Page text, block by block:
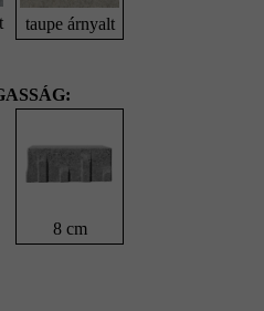
taupe árnyalt
8 cm